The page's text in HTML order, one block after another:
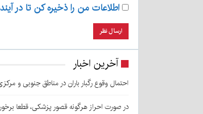
اطلاعات من را ذخیره کن تا در
آخرین اخبار
احتمال وقوع رگبار باران در مناطق جنوبی و
در صورت احراز هرگونه قصور پزشکی، قطعا